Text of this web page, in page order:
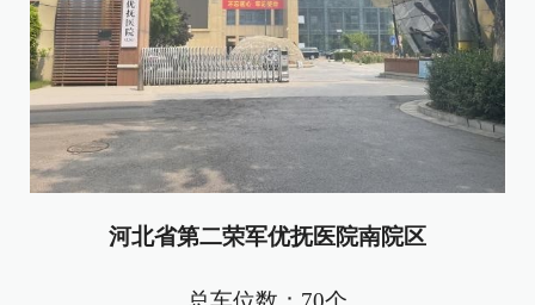
河北省第二荣军优抚医院南院区